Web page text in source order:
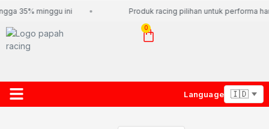
35% minggu ini Produk racing pilihan untuk performa
0
Language